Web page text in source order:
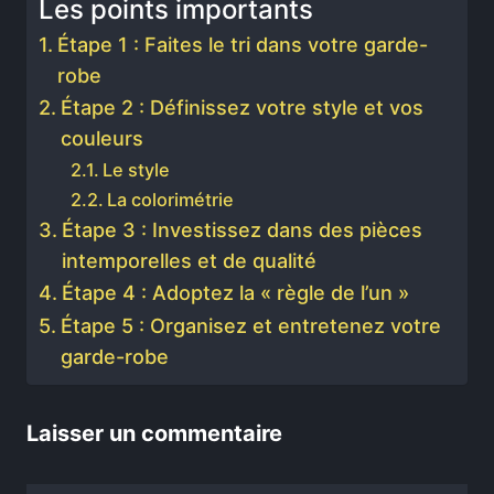
Les points importants
Étape 1 : Faites le tri dans votre garde-
robe
Étape 2 : Définissez votre style et vos
couleurs
Le style
La colorimétrie
Étape 3 : Investissez dans des pièces
intemporelles et de qualité
Étape 4 : Adoptez la « règle de l’un »
Étape 5 : Organisez et entretenez votre
garde-robe
Laisser un commentaire